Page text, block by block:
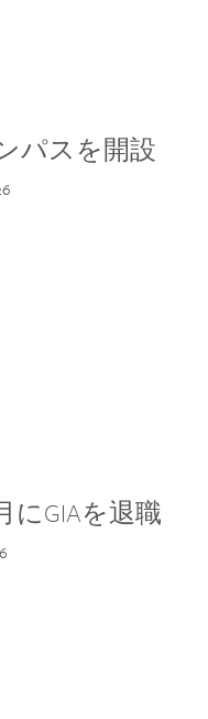
パスを開設
にGIAを退職